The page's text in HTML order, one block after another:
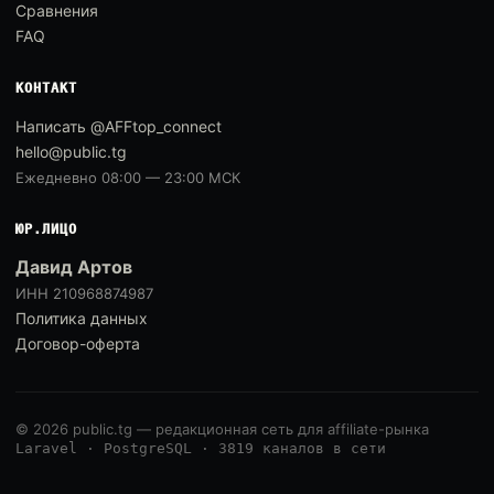
Сравнения
FAQ
КОНТАКТ
Написать @AFFtop_connect
hello@public.tg
Ежедневно 08:00 — 23:00 МСК
ЮР.ЛИЦО
Давид Артов
ИНН 210968874987
Политика данных
Договор-оферта
© 2026 public.tg — редакционная сеть для affiliate-рынка
Laravel · PostgreSQL · 3819 каналов в сети